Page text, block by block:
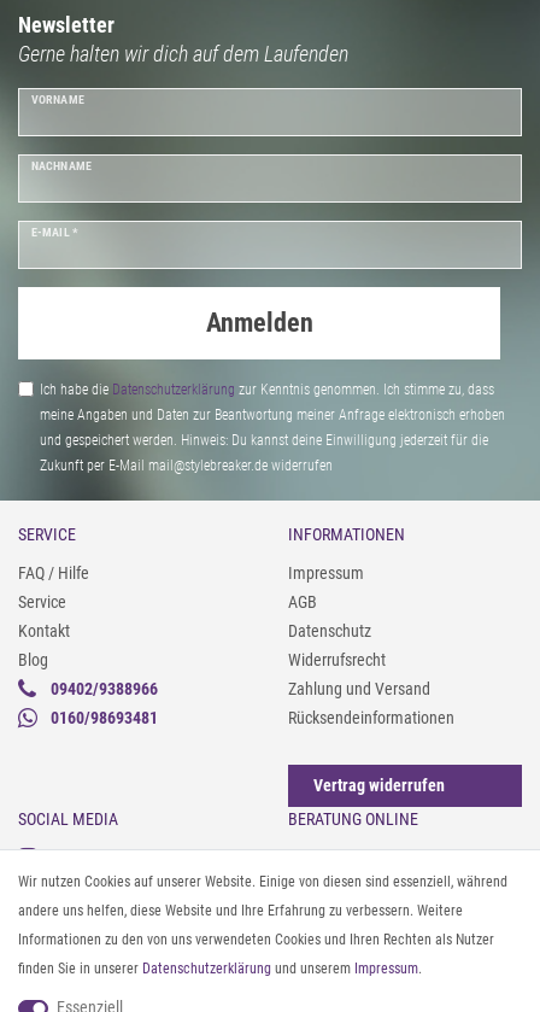
Newsletter
Gerne halten wir dich auf dem Laufenden
VORNAME
NACHNAME
E-MAIL *
Anmelden
Ich habe die Daten­schutz­erklärung zur Kenntnis genommen. Ich stimme zu, dass
meine Angaben und Daten zur Beantwortung meiner Anfrage elektronisch erhoben
und gespeichert werden. Hinweis: Du kannst deine Einwilligung jederzeit für die
Zukunft per E-Mail mail@stylebreaker.de widerrufen
SERVICE
FAQ / Hilfe
Service
Kontakt
Blog
09402/9388966
0160/98693481
INFORMATIONEN
Impressum
AGB
Datenschutz
Widerrufsrecht
Zahlung und Versand
Rücksendeinformationen
Vertrag widerrufen
SOCIAL MEDIA
Instagram
Facebook
Pinterest
Twitter
Youtube
Threads
BERATUNG ONLINE
Gürtel messen & kürzen
Sonnenbrillen & UV-Schutz
Textilpflege
Textil- und Material-Guide
Geldbörse richtig organisieren
Wir nutzen Cookies auf unserer Website. Einige von diesen sind essenziell, während
andere uns helfen, diese Website und Ihre Erfahrung zu verbessern. Weitere
Informationen zu den von uns verwendeten Cookies und Ihren Rechten als Nutzer
finden Sie in unserer Daten­schutz­erklärung und unserem Impressum.
Essenziell